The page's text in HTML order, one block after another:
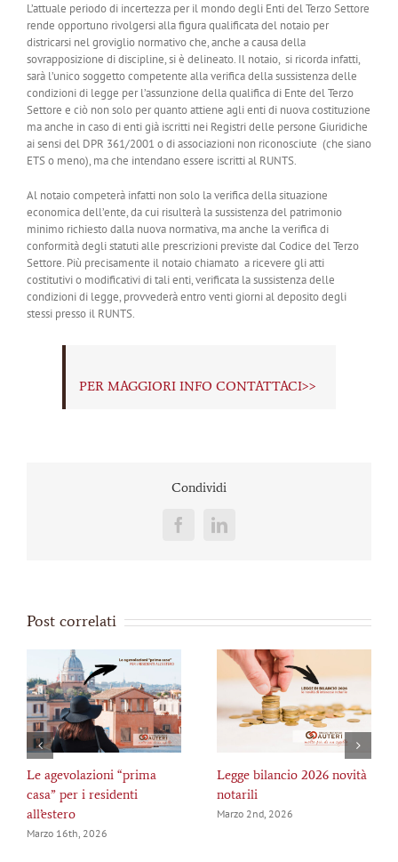
L’attuale periodo di incertezza per il mondo degli Enti del Terzo Settore
rende opportuno rivolgersi alla figura qualificata del notaio per
districarsi nel groviglio normativo che, anche a causa della
sovrapposizione di discipline, si è delineato. Il notaio, si ricorda infatti,
sarà l’unico soggetto competente alla verifica della sussistenza delle
condizioni di legge per l’assunzione della qualifica di Ente del Terzo
Settore e ciò non solo per quanto attiene agli enti di nuova costituzione
ma anche in caso di enti già iscritti nei Registri delle persone Giuridiche
ai sensi del DPR 361/2001 o di associazioni non riconosciute (che siano
ETS o meno), ma che intendano essere iscritti al RUNTS.
Al notaio competerà infatti non solo la verifica della situazione
economica dell’ente, da cui risulterà la sussistenza del patrimonio
minimo richiesto dalla nuova normativa, ma anche la verifica di
conformità degli statuti alle prescrizioni previste dal Codice del Terzo
Settore. Più precisamente il notaio chiamato a ricevere gli atti
costitutivi o modificativi di tali enti, verificata la sussistenza delle
condizioni di legge, provvederà entro venti giorni al deposito degli
stessi presso il RUNTS.
PER MAGGIORI INFO CONTATTACI>>
Condividi
FacebookLinkedIn
Post correlati
Le agevolazioni “prima
casa” per i residenti
all’estero
Marzo 16th, 2026
Legge bilancio 2026 novità
notarili
Marzo 2nd, 2026